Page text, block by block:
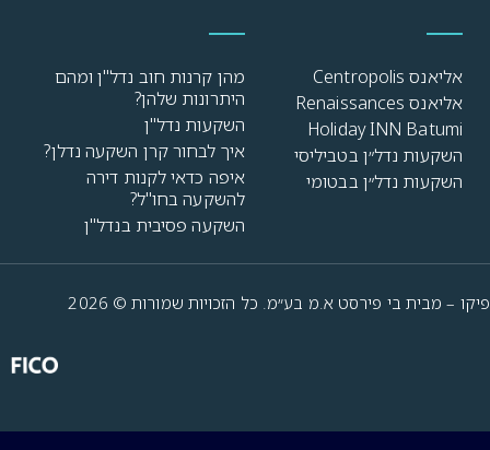
אליאנס Centropolis
אליאנס Renaissances
Holiday INN Batumi
השקעות נדל״ן בטביליסי
השקעות נדל״ן בבטומי
מהן קרנות חוב נדל"ן ומהם
היתרונות שלהן?
השקעות נדל"ן
איך לבחור קרן השקעה נדלן?
איפה כדאי לקנות דירה
להשקעה בחו"ל?
השקעה פסיבית בנדל"ן
פיקו – מבית בי פירסט א.מ בע״מ. כל הזכויות שמורות © 2026